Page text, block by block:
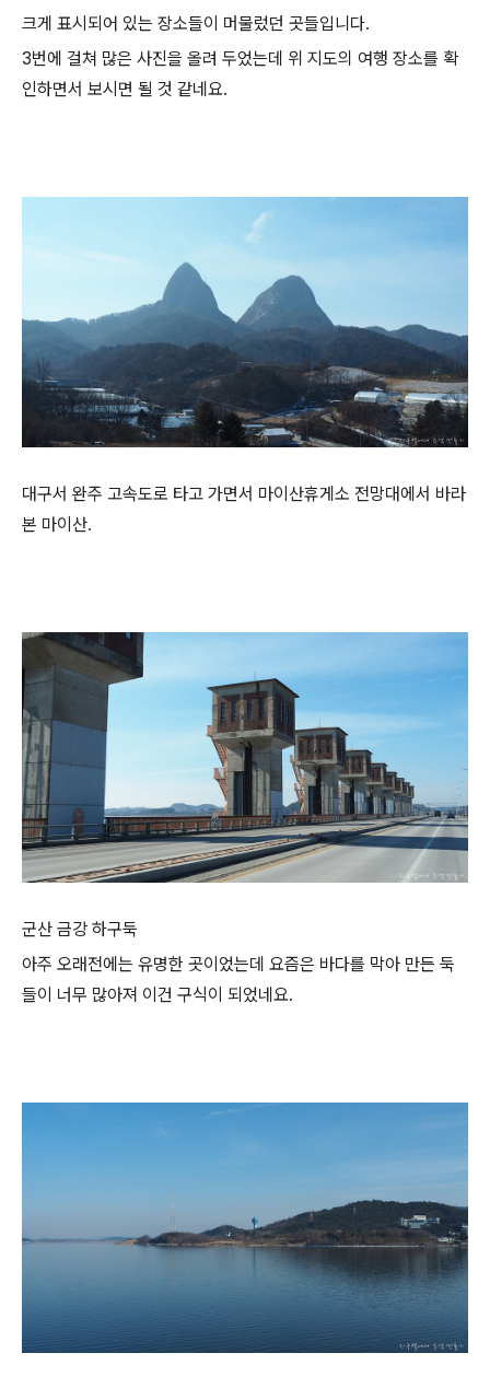
크게 표시되어 있는 장소들이 머물렀던 곳들입니다.
3번에 걸쳐 많은 사진을 올려 두었는데 위 지도의 여행 장소를 확
인하면서 보시면 될 것 같네요.
대구서 완주 고속도로 타고 가면서 마이산휴게소 전망대에서 바라
본 마이산.
군산 금강 하구둑
아주 오래전에는 유명한 곳이었는데 요즘은 바다를 막아 만든 둑
들이 너무 많아져 이건 구식이 되었네요.